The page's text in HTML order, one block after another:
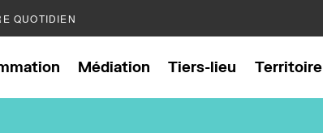
QUOTIDIEN
Médiation Tiers-lieu Territoire